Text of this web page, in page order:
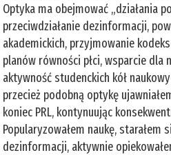
Optyka ma obejmować „działania
przeciwdziałanie dezinformacji,
akademickich, przyjmowanie
planów równości płci, wsparcie dla
aktywność studenckich kół
przecież podobną optykę
koniec PRL, kontynuując
Popularyzowałem naukę, starałem
dezinformacji, aktywnie